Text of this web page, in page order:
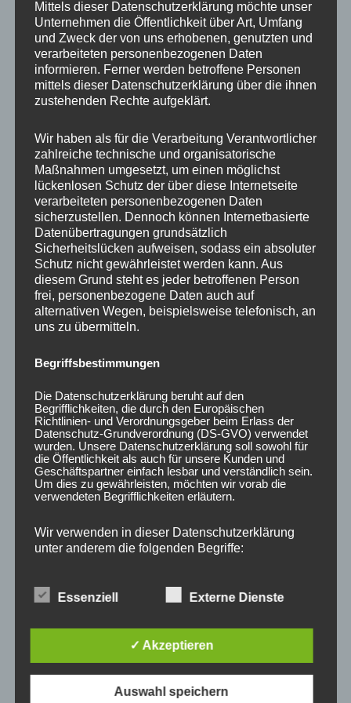
COCO BIKE TRIKE CP-7.0
Elektro-Scooter – Coco Bike TRIKE CP-7.0 mit
wartungsfreiem 4000 Watt-Motor (2x2000W) –
Europäischer Straßenzulassung (EU COC).
Herausnehmbarer Wechsel-Akku mit 60V-20AH (2x20AH)
Ladbar an jeder Haushaltssteckdose (230V)
Technische Daten:
Model: CP-7.0 (EEC)
Motor: 4000 Watt (2x2000W Motor)
Akku: Wahlweise 20AH – 40AH Lithium-Ionen 60V
(herausnehmbar)
Reichweite: bis zu 45-90 km (je nach Ausstattung,
Strecke, Geschwindigkeit und Gewicht)
Traglast: max. 200 kg
Steigung: max. 25°
Ladezeit: 5-6 Std.
Reifengröße: 10 Zoll
Bremse: Scheibenbremse
Federung: Stoßdämpfer vorne und hinten
Licht: Frontlicht – Rücklicht – Blinker
Akku + Ladegerät
Sicherheitshinweis:
Elektro-Scooter Coco Bike TRIKE CP-7.0 mit
Mittels dieser Datenschutzerklärung möchte unser
Unternehmen die Öffentlichkeit über Art, Umfang
und Zweck der von uns erhobenen, genutzten und
verarbeiteten personenbezogenen Daten
informieren. Ferner werden betroffene Personen
mittels dieser Datenschutzerklärung über die ihnen
zustehenden Rechte aufgeklärt.
Wir haben als für die Verarbeitung Verantwortlicher
zahlreiche technische und organisatorische
Maßnahmen umgesetzt, um einen möglichst
lückenlosen Schutz der über diese Internetseite
verarbeiteten personenbezogenen Daten
sicherzustellen. Dennoch können Internetbasierte
Datenübertragungen grundsätzlich
Sicherheitslücken aufweisen, sodass ein absoluter
Schutz nicht gewährleistet werden kann. Aus
diesem Grund steht es jeder betroffenen Person
frei, personenbezogene Daten auch auf
alternativen Wegen, beispielsweise telefonisch, an
uns zu übermitteln.
Begriffsbestimmungen
Die Datenschutzerklärung beruht auf den
Begrifflichkeiten, die durch den Europäischen
Richtlinien- und Verordnungsgeber beim Erlass der
Datenschutz-Grundverordnung (DS-GVO) verwendet
wurden. Unsere Datenschutzerklärung soll sowohl für
die Öffentlichkeit als auch für unsere Kunden und
Geschäftspartner einfach lesbar und verständlich sein.
Um dies zu gewährleisten, möchten wir vorab die
verwendeten Begrifflichkeiten erläutern.
Wir verwenden in dieser Datenschutzerklärung
unter anderem die folgenden Begriffe:
Personenbezogene Daten sind alle
Informationen, die sich auf eine identifizierte oder
identifizierbare natürliche Person (im Folgenden
„betroffene Person") beziehen. Als identifizierbar
Essenziell Externe Dienste
✓ Akzeptieren
Auswahl speichern